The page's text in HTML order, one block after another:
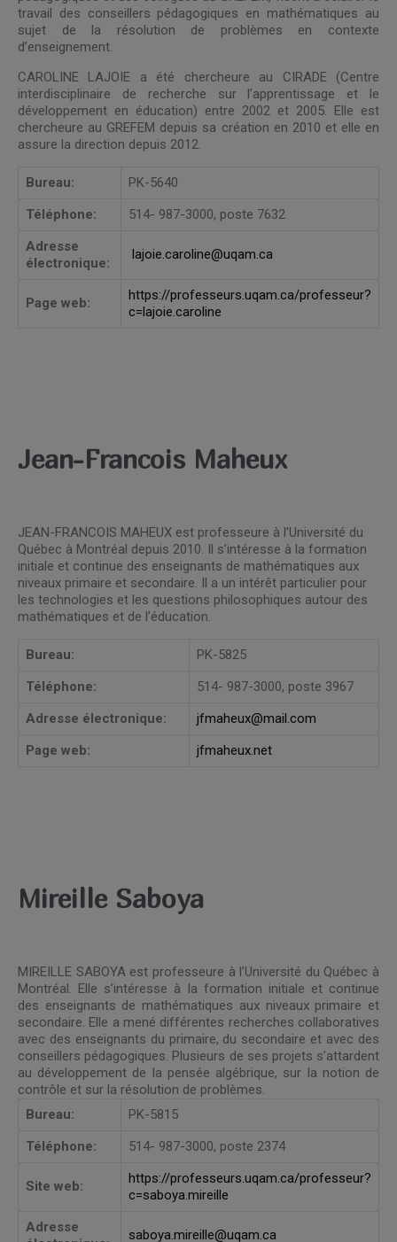
travail des conseillers pédagogiques en mathématiques au
sujet de la résolution de problèmes en contexte
d’enseignement.
CAROLINE LAJOIE a été chercheure au CIRADE (Centre
interdisciplinaire de recherche sur l’apprentissage et le
développement en éducation) entre 2002 et 2005. Elle est
chercheure au GREFEM depuis sa création en 2010 et elle en
assure la direction depuis 2012.
Bureau:
PK-5640
Téléphone:
514- 987-3000, poste 7632
Adresse
électronique:
lajoie.caroline@uqam.ca
Page web:
https://professeurs.uqam.ca/professeur?
c=lajoie.caroline
Jean-Francois Maheux
JEAN-FRANCOIS MAHEUX est professeure à l’Université du
Québec à Montréal depuis 2010. Il s’intéresse à la formation
initiale et continue des enseignants de mathématiques aux
niveaux primaire et secondaire. Il a un intérêt particulier pour
les technologies et les questions philosophiques autour des
mathématiques et de l’éducation.
Bureau:
PK-5825
Téléphone:
514- 987-3000, poste 3967
Adresse électronique:
jfmaheux@mail.com
Page web:
jfmaheux.net
Mireille Saboya
MIREILLE SABOYA est professeure à l’Université du Québec à
Montréal. Elle s’intéresse à la formation initiale et continue
des enseignants de mathématiques aux niveaux primaire et
secondaire. Elle a mené différentes recherches collaboratives
avec des enseignants du primaire, du secondaire et avec des
conseillers pédagogiques. Plusieurs de ses projets s’attardent
au développement de la pensée algébrique, sur la notion de
contrôle et sur la résolution de problèmes.
Bureau:
PK-5815
Téléphone:
514- 987-3000, poste 2374
Site web:
https://professeurs.uqam.ca/professeur?
c=saboya.mireille
Adresse
saboya.mireille@uqam.ca